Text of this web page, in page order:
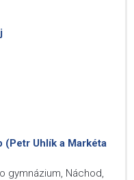
(Petr Uhlík a Markéta
gymnázium, Náchod,